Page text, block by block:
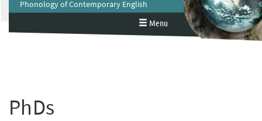
Menu
Phonology of Contemporary English
PhDs